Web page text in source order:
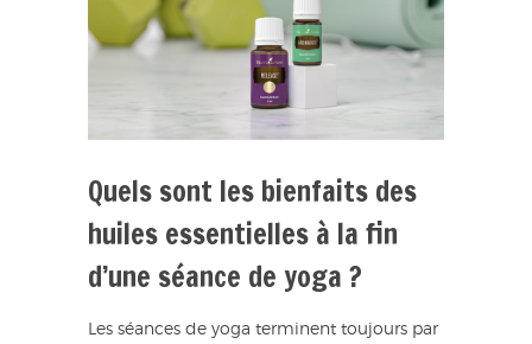
Quels sont les bienfaits des
huiles essentielles à la fin
d’une séance de yoga ?
Les séances de yoga terminent toujours par